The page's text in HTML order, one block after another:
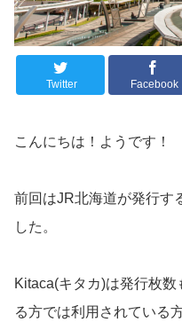
Twitter Facebook
こんにちは！ようです！
前回はJR北海道が発行す
した。
Kitaca(キタカ)は発行枚
る方では利用されている